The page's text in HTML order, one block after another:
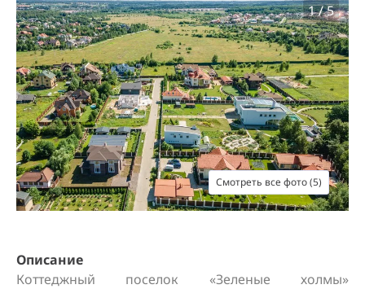
1/5
Смотреть все фото (5)
Описание
Коттеджный поселок «Зеленые холмы»